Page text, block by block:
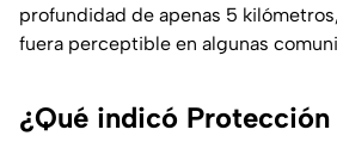
profundidad de apenas 5
fuera perceptible en algunas
¿Qué indicó